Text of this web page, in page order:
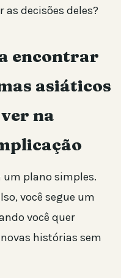
decisões deles?
encontrar
asiáticos
na
plano simples.
você segue um
você quer
histórias sem